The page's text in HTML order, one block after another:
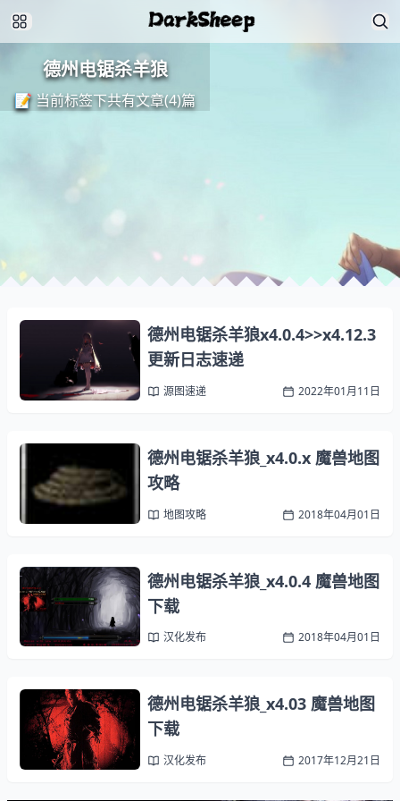
德州电锯杀羊狼
📝 当前标签下共有文章(4)篇
德州电锯杀羊狼x4.0.4>>x4.12.3
更新日志速递
源图速递 2022年01月11日
德州电锯杀羊狼_x4.0.x 魔兽地图
攻略
地图攻略 2018年04月01日
德州电锯杀羊狼_x4.0.4 魔兽地图
下载
汉化发布 2018年04月01日
德州电锯杀羊狼_x4.03 魔兽地图
下载
汉化发布 2017年12月21日